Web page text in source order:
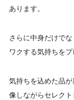
あります。
さらに中身だけで
ワクする気持ちをプ
気持ちを込めた品
像しながらセレクト